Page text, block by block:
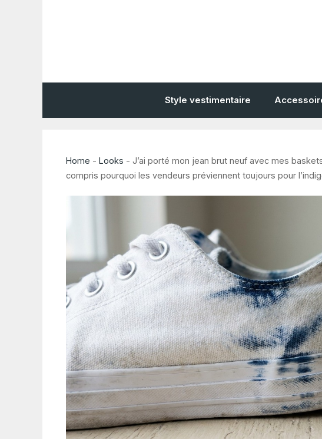
Style vestimentaire
Home - Looks - J’ai porté mon jean brut neuf avec mes
compris pourquoi les vendeurs préviennent toujours pour